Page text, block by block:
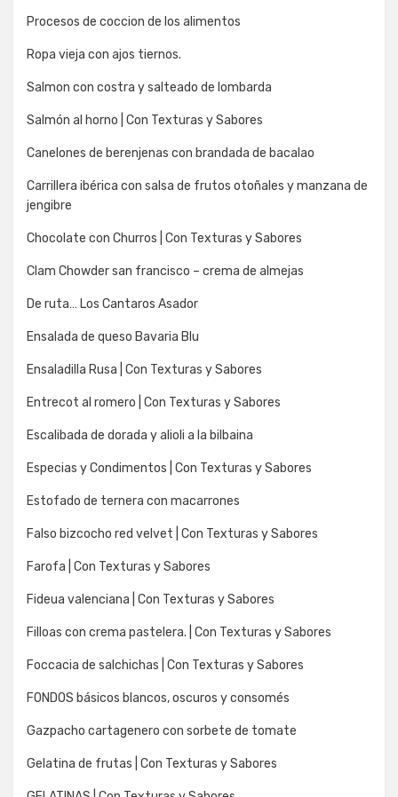
Procesos de coccion de los alimentos
Ropa vieja con ajos tiernos.
Salmon con costra y salteado de lombarda
Salmón al horno | Con Texturas y Sabores
Canelones de berenjenas con brandada de bacalao
Carrillera ibérica con salsa de frutos otoñales y manzana de
jengibre
Chocolate con Churros | Con Texturas y Sabores
Clam Chowder san francisco – crema de almejas
De ruta… Los Cantaros Asador
Ensalada de queso Bavaria Blu
Ensaladilla Rusa | Con Texturas y Sabores
Entrecot al romero | Con Texturas y Sabores
Escalibada de dorada y alioli a la bilbaina
Especias y Condimentos | Con Texturas y Sabores
Estofado de ternera con macarrones
Falso bizcocho red velvet | Con Texturas y Sabores
Farofa | Con Texturas y Sabores
Fideua valenciana | Con Texturas y Sabores
Filloas con crema pastelera. | Con Texturas y Sabores
Foccacia de salchichas | Con Texturas y Sabores
FONDOS básicos blancos, oscuros y consomés
Gazpacho cartagenero con sorbete de tomate
Gelatina de frutas | Con Texturas y Sabores